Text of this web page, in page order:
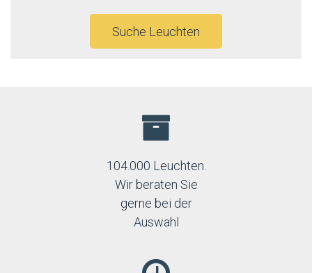
Suche Leuchten
104.000 Leuchten.
Wir beraten Sie
gerne bei der
Auswahl